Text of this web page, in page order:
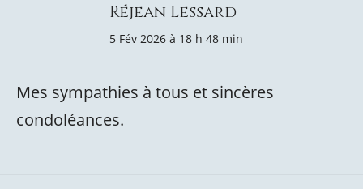
Réjean Lessard
5 Fév 2026 à 18 h 48 min
Mes sympathies à tous et sincères
condoléances.